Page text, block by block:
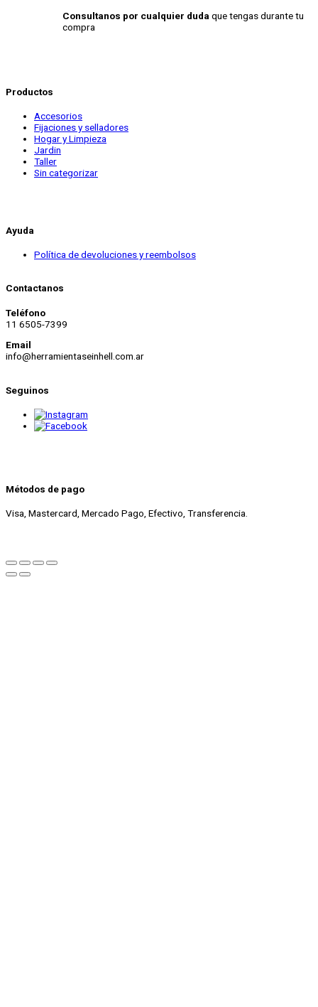
Consultanos por cualquier duda que tengas durante tu
compra
Productos
Accesorios
Fijaciones y selladores
Hogar y Limpieza
Jardin
Taller
Sin categorizar
Ayuda
Política de devoluciones y reembolsos
Contactanos
Teléfono
11 6505-7399
Email
info@herramientaseinhell.com.ar
Seguinos
Métodos de pago
Visa, Mastercard, Mercado Pago, Efectivo, Transferencia.